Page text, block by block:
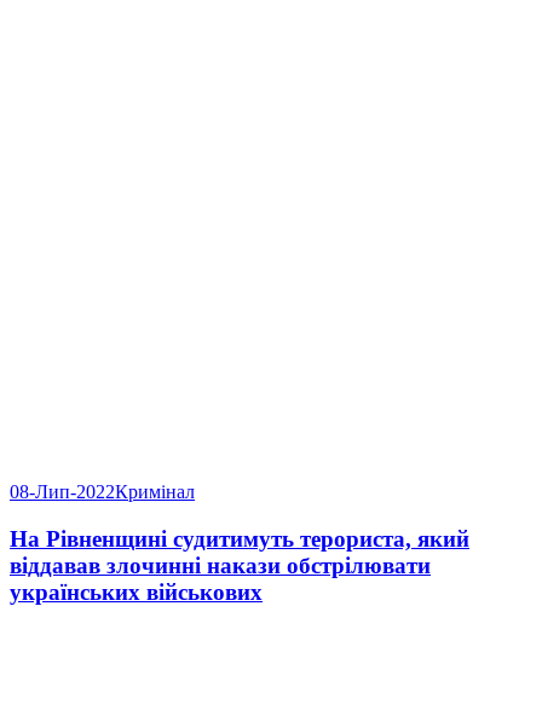
08-Лип-2022Кримінал
На Рівненщині судитимуть терориста, який
віддавав злочинні накази обстрілювати
українських військових